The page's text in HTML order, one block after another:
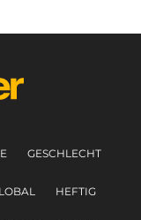
GESCHLECHT
HEFTIG